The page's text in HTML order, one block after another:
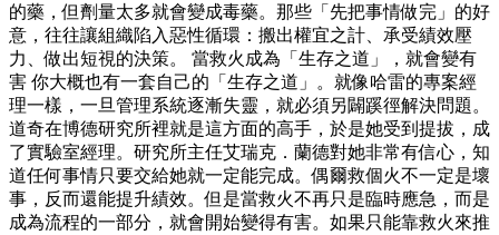
的藥，但劑量太多就會變成毒藥。那些「先把事情做完」的好
意，往往讓組織陷入惡性循環：搬出權宜之計、承受績效壓
力、做出短視的決策。 當救火成為「生存之道」，就會變有
害 你大概也有一套自己的「生存之道」。就像哈雷的專案經
理一樣，一旦管理系統逐漸失靈，就必須另闢蹊徑解決問題。
道奇在博德研究所裡就是這方面的高手，於是她受到提拔，成
了實驗室經理。研究所主任艾瑞克．蘭德對她非常有信心，知
道任何事情只要交給她就一定能完成。偶爾救個火不一定是壞
事，反而還能提升績效。但是當救火不再只是臨時應急，而是
成為流程的一部分，就會開始變得有害。如果只能靠救火來推